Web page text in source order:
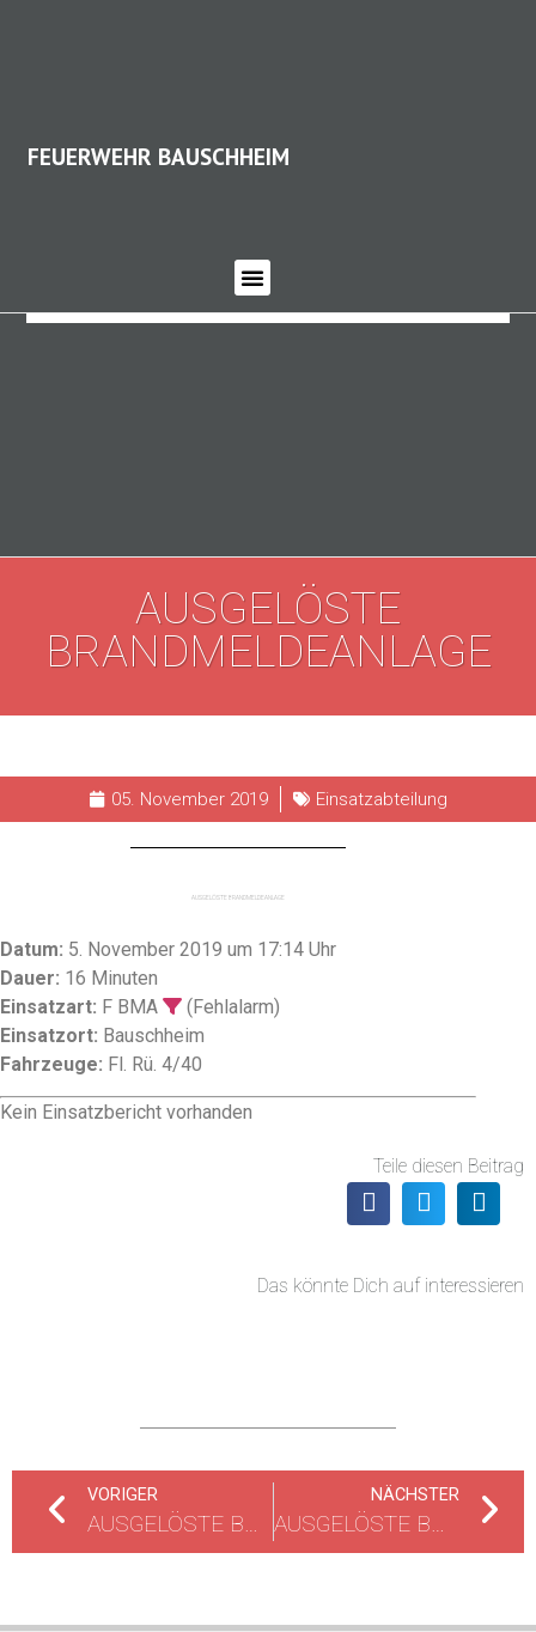
FEUERWEHR BAUSCHHEIM
AUSGELÖSTE
BRANDMELDEANLAGE
05. November 2019 Einsatzabteilung
AUSGELÖSTE BRANDMELDEANLAGE
Datum: 5. November 2019 um 17:14 Uhr
Dauer: 16 Minuten
Einsatzart: F BMA
(Fehlalarm)
Einsatzort: Bauschheim
Fahrzeuge: Fl. Rü. 4/40
Kein Einsatzbericht vorhanden
Teile diesen Beitrag
Das könnte Dich auf interessieren
VORIGER
AUSGELÖSTE BRANDMELDEANLAGE
NÄCHSTER
AUSGELÖSTE BRANDMELDEANLAGE